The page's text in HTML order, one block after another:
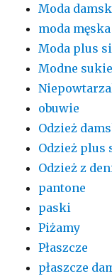
Moda
moda męska
Moda plus
Modne
obuwie
Odzież
Odzież plus
Odzież z
pantone
paski
Piżamy
Płaszcze
płaszcze